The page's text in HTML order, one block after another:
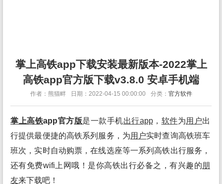
掌上高铁app下载安装最新版本-2022掌上
高铁app官方版下载v3.8.0 安卓手机端
作者：熊猫畔 日期：2022-04-15 00:00:00 分类： 官方软件
掌上高铁app官方版是一款手机出行app， 软件为用户出
行提供最便捷的高铁系列服务，为用户实时查询高铁班车
班次，实时自动购票，在线选座等一系列高铁出行服务，
还有免费wifi上网哦！是你高铁出行必备之，有兴趣的朋
友来下载吧！